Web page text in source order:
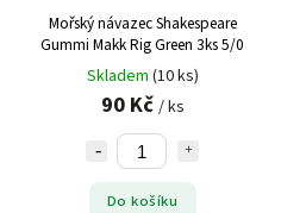
Mořský návazec Shakespeare
Gummi Makk Rig Green 3ks 5/0
Skladem (10 ks)
90 Kč / ks
Do košíku